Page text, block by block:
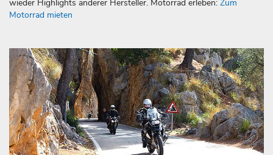
wieder Highlights anderer Hersteller. Motorrad erleben: Zum
Motorrad mieten